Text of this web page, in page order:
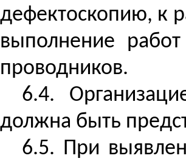
дефектоскопию, к
выполнение
проводников.
6.4.
должна быть
6.5. При